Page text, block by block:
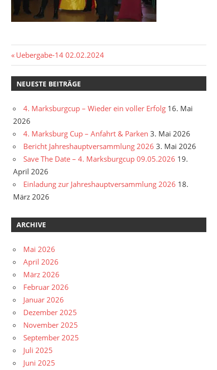
Beitragsnavigation
Vorheriger
Beitrag:
Uebergabe-14 02.02.2024
NEUESTE BEITRÄGE
4. Marksburgcup – Wieder ein voller Erfolg 16. Mai
2026
4. Marksburg Cup – Anfahrt & Parken 3. Mai 2026
Bericht Jahreshauptversammlung 2026 3. Mai 2026
Save The Date – 4. Marksburgcup 09.05.2026 19.
April 2026
Einladung zur Jahreshauptversammlung 2026 18.
März 2026
ARCHIVE
Mai 2026
April 2026
März 2026
Februar 2026
Januar 2026
Dezember 2025
November 2025
September 2025
Juli 2025
Juni 2025